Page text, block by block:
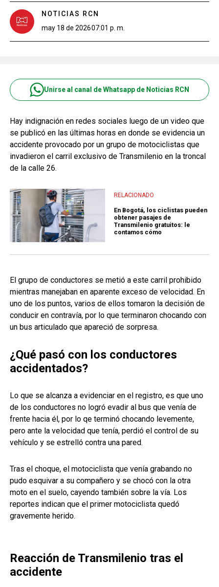
NOTICIAS RCN
may 18 de 202607:01 p. m.
Unirse al canal de Whatsapp de Noticias RCN
Hay indignación en redes sociales luego de un video que
se publicó en las últimas horas en donde se evidencia un
accidente provocado por un grupo de motociclistas que
invadieron el carril exclusivo de Transmilenio en la troncal
de la calle 26.
RELACIONADO
En Bogotá, los ciclistas pueden
obtener pasajes de
Transmilenio gratuitos: le
contamos cómo
El grupo de conductores se metió a este carril prohibido
mientras manejaban en aparente exceso de velocidad. En
uno de los puntos, varios de ellos tomaron la decisión de
conducir en contravía, por lo que terminaron chocando con
un bus articulado que apareció de sorpresa.
¿Qué pasó con los conductores
accidentados?
Lo que se alcanza a evidenciar en el registro, es que uno
de los conductores no logró evadir al bus que venía de
frente hacia él, por lo qe terminó chocando levemente,
pero ante la velocidad que tenía, perdió el control de su
vehículo y se estrelló contra una pared.
Tras el choque, el motociclista que venía grabando no
pudo esquivar a su compañero y se chocó con la otra
moto en el suelo, cayendo también sobre la vía. Los
reportes indican que el primer motociclista quedó
gravemente herido.
Reacción de Transmilenio tras el
accidente